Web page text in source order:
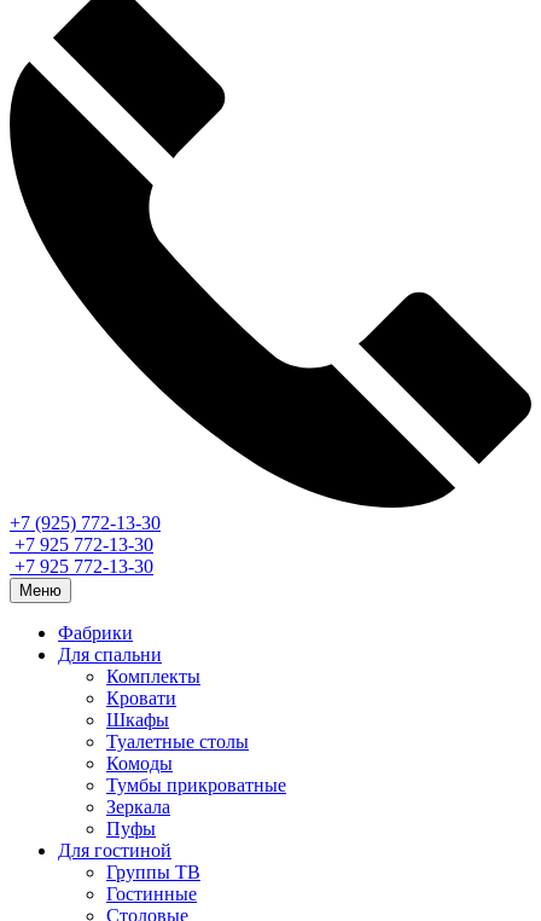
+7 (925) 772-13-30
+7 925 772-13-30
+7 925 772-13-30
Меню
Фабрики
Для спальни
Комплекты
Кровати
Шкафы
Туалетные столы
Комоды
Тумбы прикроватные
Зеркала
Пуфы
Для гостиной
Группы ТВ
Гостинные
Столовые